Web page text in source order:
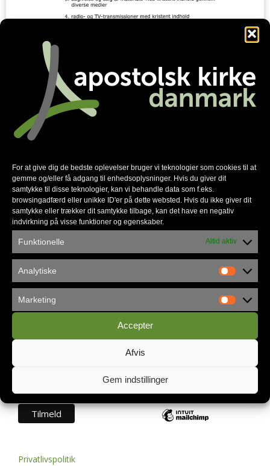
For at give dig de bedste oplevelser bruger vi teknologier som cookies til at
gemme og/eller få adgang til enhedsoplysninger. Hvis du giver dit
samtykke til disse teknologier, kan vi behandle data som f.eks.
browsingadfærd eller unikke ID'er på dette websted. Hvis du ikke giver dit
samtykke eller trækker dit samtykke tilbage, kan det have en negativ
indvirkning på visse funktioner og egenskaber.
Funktionelle Altid aktiv
Analytiske
Marketing
Accepter
Afvis
Gem indstillinger
Vedtægter pr. 3. juli 2023
Nyhedsmail
Privatlivspolitik